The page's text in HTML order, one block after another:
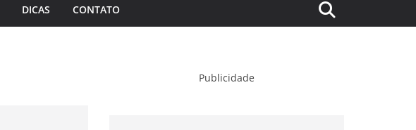
DICAS CONTATO
Publicidade